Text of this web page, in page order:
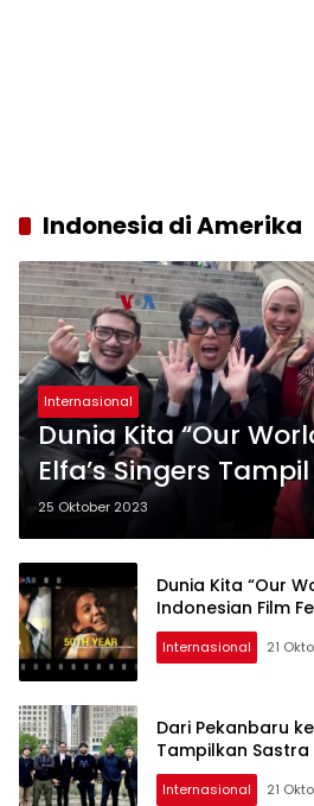
Indonesia di Amerika
Internasional
Dunia Kita “Our
Elfa’s Singers
York!
25 Oktober 2023
Dunia Kita “Our
Indonesian Film
Internasional 21
Dari Pekanbaru
Tampilkan Sastra
Internasional 21